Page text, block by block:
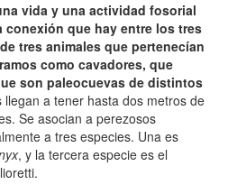
vida y una actividad fosorial
conexión que hay entre los tres
tres animales que pertenecían
como cavadores, que
son paleocuevas de distintos
llegan a tener hasta dos metros de
Se asocian a perezosos
a tres especies. Una es
, y la tercera especie es el